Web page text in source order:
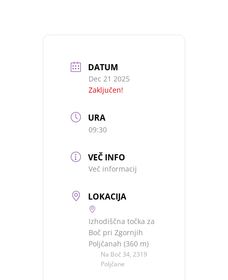
DATUM
Dec 21 2025
Zaključen!
URA
09:30
VEČ INFO
Več informacij
LOKACIJA
Izhodiščna točka za
Boč pri Zgornjih
Poljčanah (360 m)
Na Boč 34, 2319
Poljčane